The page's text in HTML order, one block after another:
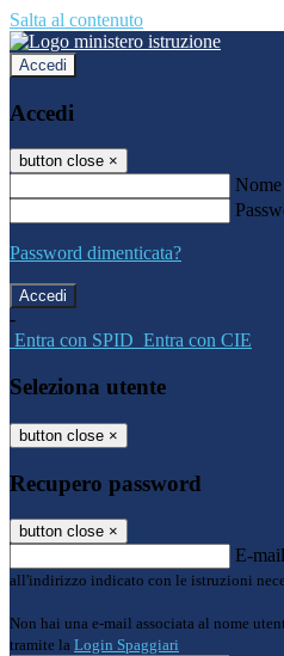
Salta al contenuto
Accedi
Accedi
button close ×
Password dimenticata?
-
Entra con SPID Entra con CIE
Seleziona utente
button close ×
Recupero password
button close ×
E-mail
all'indirizzo indicato con le istruzioni
Non hai una e-mail associata al nome
tramite la Login Spaggiari